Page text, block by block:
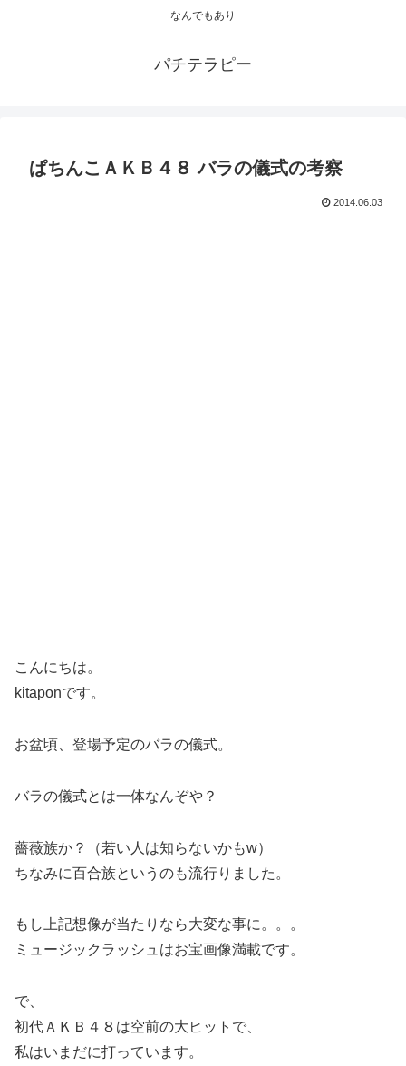
なんでもあり
パチテラピー
ぱちんこＡＫＢ４８ バラの儀式の考察
2014.06.03
こんにちは。
kitaponです。
お盆頃、登場予定のバラの儀式。
バラの儀式とは一体なんぞや？
薔薇族か？（若い人は知らないかもw）
ちなみに百合族というのも流行りました。
もし上記想像が当たりなら大変な事に。。。
ミュージックラッシュはお宝画像満載です。
で、
初代ＡＫＢ４８は空前の大ヒットで、
私はいまだに打っています。